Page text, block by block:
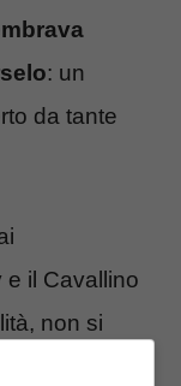
: un
da tante
e il Cavallino
non si